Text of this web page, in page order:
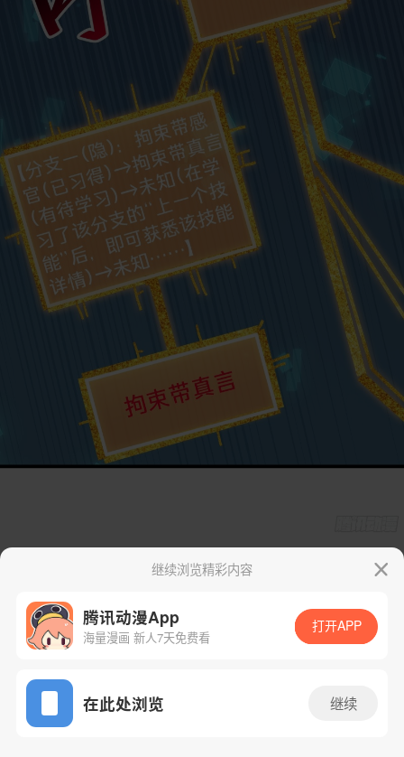
App免费看
继续浏览精彩内容
腾讯动漫App
海量漫画 新人7天免费看
打开APP
在此处浏览 继续